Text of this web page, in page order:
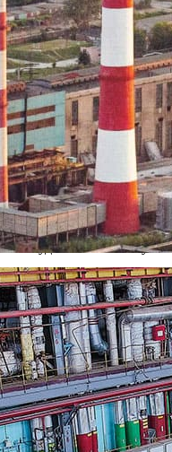
по
директор
ИСО 14001:2004.
Рязанская ТЭЦ
окружающей среды».
течение шести
безопасность
тепла и
На ТЭЦ
каждого
аудит СЭМ».
на соответствие
Петербург).
Ассоциация по
данной
современные
в сточных
факт, что в прудах-